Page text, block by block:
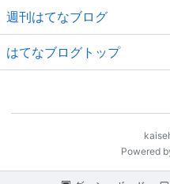
週刊はてなブログ
はてなブログトップ
Powered